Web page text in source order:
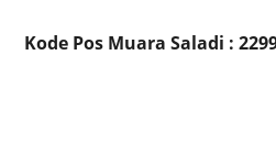
Kode Pos Muara Saladi :